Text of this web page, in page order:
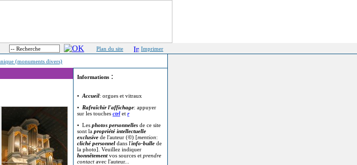
Plan du site Imprimer
(monuments divers)
Informations :
• Accueil: orgues et vitraux
• Rafraîchir l'affichage: appuyer
sur les touches ctrl et r
• Les photos personnelles de ce site
sont la propriété intellectuelle
exclusive de l'auteur (©) [mention:
cliché personnel dans l'info-bulle de
la photo]. Veuillez indiquer
honnêtementvos sources et prendre
contactavec l'auteur...